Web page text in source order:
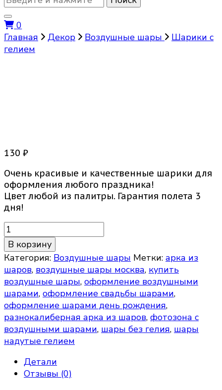
что-
то?0
Главная
Декор Воздушные шары
Шарики с
гелием
130 ₽
Очень красивые и качественные шарики для
оформления любого праздника!
Цвет любой из палитры. Гарантия полета 3
дня!
Количество
товара
Шарики
с
гелием
В корзину
Категория: Воздушные шары Метки: арка из
шаров, воздушные шары москва, купить
воздушные шары, оформление воздушными
шарами, оформление свадьбы шарами,
оформление шарами день рождения,
разнокалиберная арка из шаров, фотозона с
воздушными шарами, шары без гелия, шары
надутые гелием
Детали
Отзывы (0)